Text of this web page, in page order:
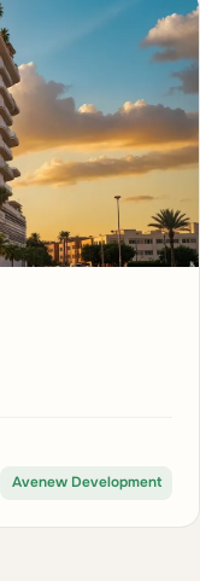
Avenew Development